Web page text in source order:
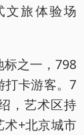
文旅体验场
之一，798
打卡游客。7
，艺术区持
术+北京城市